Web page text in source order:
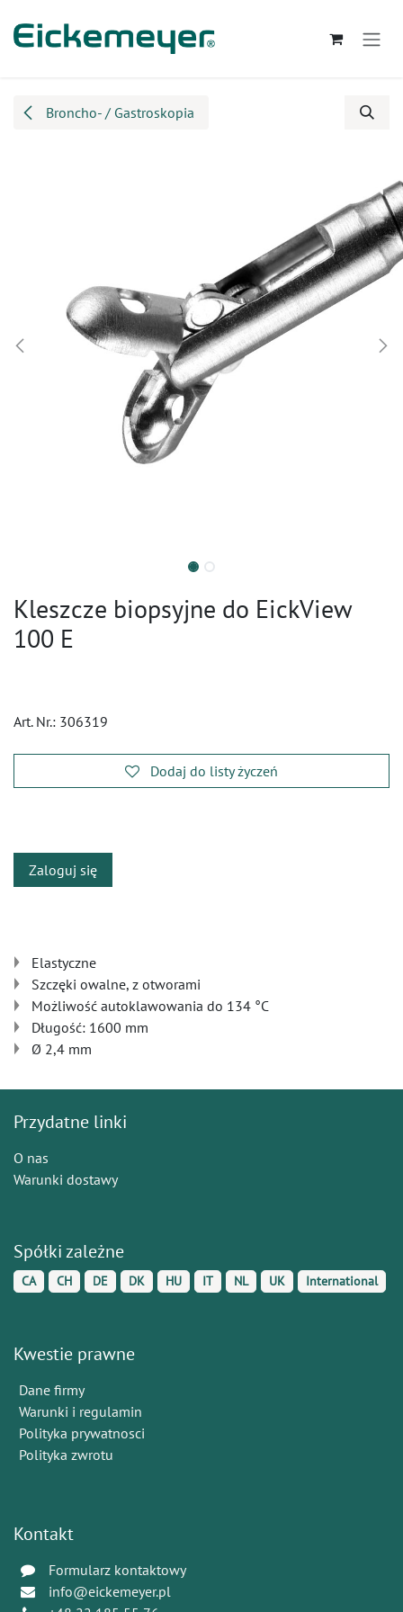
Broncho- / Gastroskopia
Kleszcze biopsyjne do EickView
100 E
Art. Nr.: 306319
Dodaj do listy życzeń
Zaloguj się
Elastyczne
Szczęki owalne, z otworami
Możliwość autoklawowania do 134 °C
Długość: 1600 mm
Ø 2,4 mm
Przydatne linki
O nas
Warunki dostawy
Spółki zależne
CA CH DE DK HU IT NL UK International
Kwestie prawne
Dane firmy
Warunki i regulamin
Polityka prywatnosci
Polityka zwrotu
Kontakt
Formularz kontaktowy
info@eickemeyer.pl